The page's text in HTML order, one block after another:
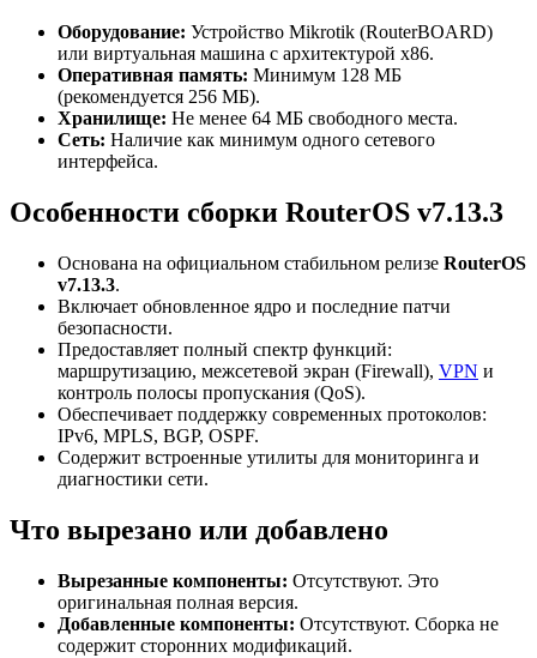
Оборудование: Устройство Mikrotik (RouterBOARD)
или виртуальная машина с архитектурой x86.
Оперативная память: Минимум 128 МБ
(рекомендуется 256 МБ).
Хранилище: Не менее 64 МБ свободного места.
Сеть: Наличие как минимум одного сетевого
интерфейса.
Особенности сборки RouterOS v7.13.3
Основана на официальном стабильном релизе RouterOS
v7.13.3.
Включает обновленное ядро и последние патчи
безопасности.
Предоставляет полный спектр функций:
маршрутизацию, межсетевой экран (Firewall), VPN и
контроль полосы пропускания (QoS).
Обеспечивает поддержку современных протоколов:
IPv6, MPLS, BGP, OSPF.
Содержит встроенные утилиты для мониторинга и
диагностики сети.
Что вырезано или добавлено
Вырезанные компоненты: Отсутствуют. Это
оригинальная полная версия.
Добавленные компоненты: Отсутствуют. Сборка не
содержит сторонних модификаций.